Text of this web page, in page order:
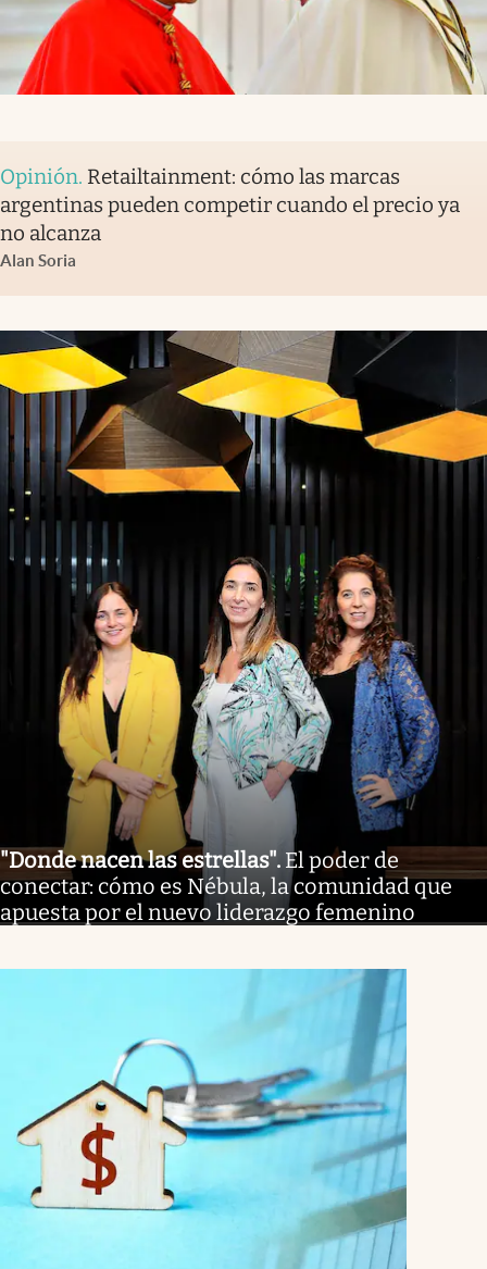
Opinión. Retailtainment: cómo las marcas
argentinas pueden competir cuando el precio ya
no alcanza
Alan Soria
"Donde nacen las estrellas". El poder de
conectar: cómo es Nébula, la comunidad que
apuesta por el nuevo liderazgo femenino